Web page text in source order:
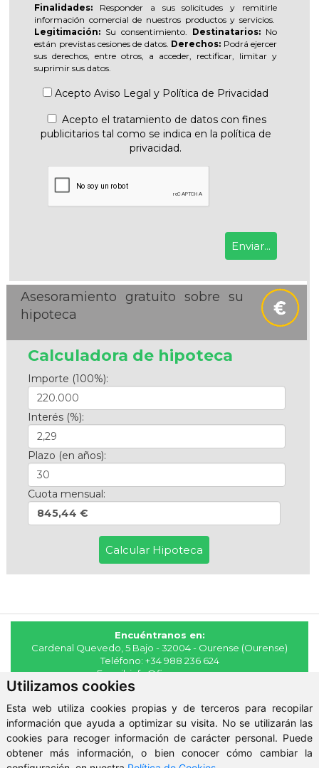
Utilizamos cookies
Esta web utiliza cookies propias y de terceros para recopilar
información que ayuda a optimizar su visita. No se utilizarán las
cookies para recoger información de carácter personal. Puede
obtener más información, o bien conocer cómo cambiar la
Finalidades: Responder a sus solicitudes y remitirle
información comercial de nuestros productos y servicios.
Legitimación: Su consentimiento. Destinatarios:No
están previstas cesiones de datos. Derechos: Podrá ejercer
sus derechos, entre otros, a acceder, rectificar, limitar y
suprimir sus datos.
AceptoAviso Legal y Política de Privacidad
Acepto el tratamiento de datos con fines
publicitarios tal como se indica en la política de
privacidad.
Asesoramiento gratuito sobre su
hipoteca
Calculadora de hipoteca
Importe (100%):
Interés (%):
Plazo (en años):
Cuota mensual:
845,44 €
Encuéntranos en:
Cardenal Quevedo, 5 Bajo - 32004 - Ourense (Ourense)
Teléfono: +34 988 236 624
E-mail:info@fincasmaya.es
© 2026 - Fincas Maya
Aviso Legal-Política de Privacidad- ClickViviendas